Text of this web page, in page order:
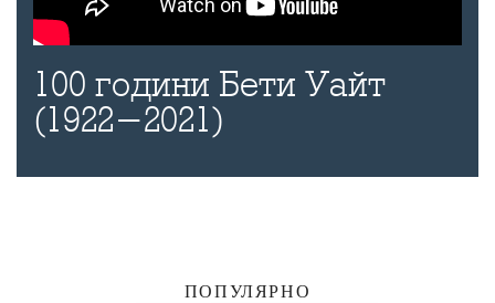
100 години Бети Уайт
(1922-2021)
ПОПУЛЯРНО